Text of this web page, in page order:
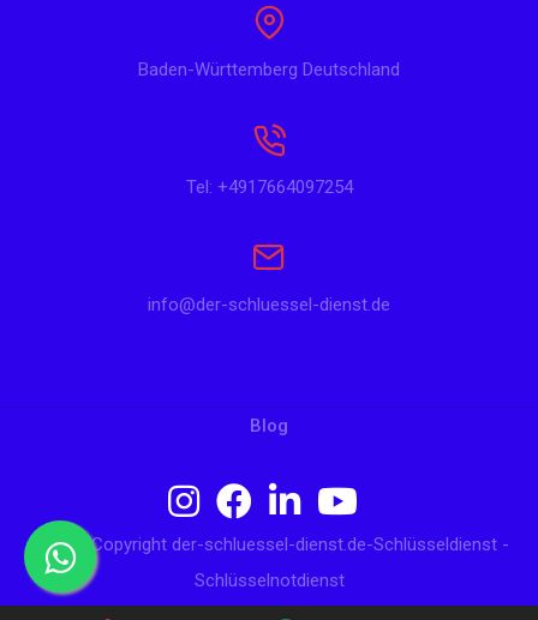
Baden-Württemberg Deutschland
Tel: +4917664097254
info@der-schluessel-dienst.de
Blog
© 2024 Copyright der-schluessel-dienst.de-Schlüsseldienst -
Schlüsselnotdienst